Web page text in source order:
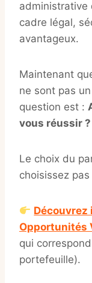
administrative
cadre légal,
avantageux.
Maintenant
ne sont pas
question est :
vous réussir ?
Le choix du
choisissez
Découvrez
Opportunités
qui
portefeuille).